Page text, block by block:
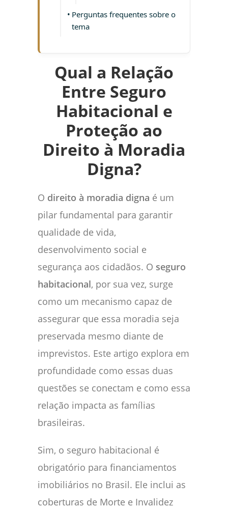
Perguntas frequentes sobre o
tema
Qual a Relação
Entre Seguro
Habitacional e
Proteção ao
Direito à Moradia
Digna?
O direito à moradia digna é um
pilar fundamental para garantir
qualidade de vida,
desenvolvimento social e
segurança aos cidadãos. O seguro
habitacional, por sua vez, surge
como um mecanismo capaz de
assegurar que essa moradia seja
preservada mesmo diante de
imprevistos. Este artigo explora em
profundidade como essas duas
questões se conectam e como essa
relação impacta as famílias
brasileiras.
Sim, o seguro habitacional é
obrigatório para financiamentos
imobiliários no Brasil. Ele inclui as
coberturas de Morte e Invalidez